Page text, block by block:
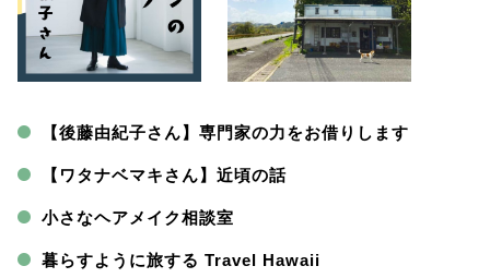
【後藤由紀子さん】専門家の力をお借りします
【ワタナベマキさん】近頃の話
小さなヘアメイク相談室
暮らすように旅する Travel Hawaii